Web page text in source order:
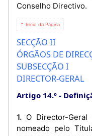
Conselho Directivo.
⇡ Início da Página
SECÇÃO II
ÓRGÃOS DE
SUBSECÇÃO I
DIRECTOR-GERAL
Artigo 14.º
1. O Director-Geral é o órgão singular de gestão,
nomeado pelo